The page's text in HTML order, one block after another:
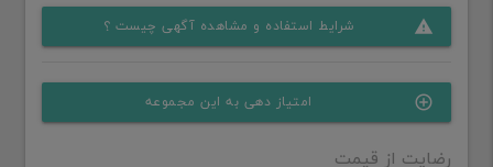
warning شرایط استفاده و مشاهده آگهی چیست ؟
control_point امتیاز دهی به این مجموعه
رضایت از قیمت